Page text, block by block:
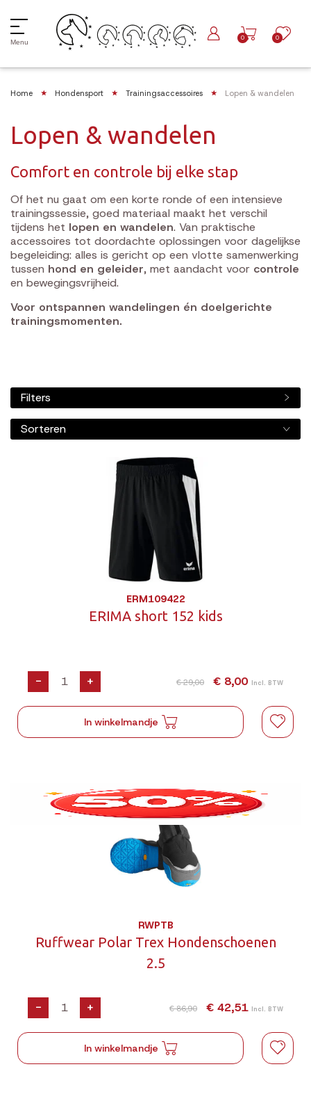
Menu
0 0
Home Hondensport Trainingsaccessoires Lopen & wandelen
Lopen & wandelen
Comfort en controle bij elke stap
Of het nu gaat om een korte ronde of een intensieve
trainingssessie, goed materiaal maakt het verschil
tijdens het lopen en wandelen. Van praktische
accessoires tot doordachte oplossingen voor dagelijkse
begeleiding: alles is gericht op een vlotte samenwerking
tussen hond en geleider, met aandacht voor controle
en bewegingsvrijheid.
Voor ontspannen wandelingen én doelgerichte
trainingsmomenten.
Filters
Sorteren
ERM109422
ERIMA short 152 kids
- + € 29,00 € 8,00 Incl. BTW
In winkelmandje
RWPTB
Ruffwear Polar Trex Hondenschoenen
2.5
- + € 86,90 € 42,51 Incl. BTW
In winkelmandje